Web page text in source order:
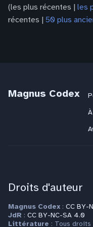
i
f
s
m
m
é
d
n
r
é
e
a
i
o
(les plus récentes | les
récentes | 50 plus
Magnus Codex
Droits d'auteur
Magnus Codex : CC BY-
JdR : CC BY-NC-SA 4.0
Littérature : Tous droits